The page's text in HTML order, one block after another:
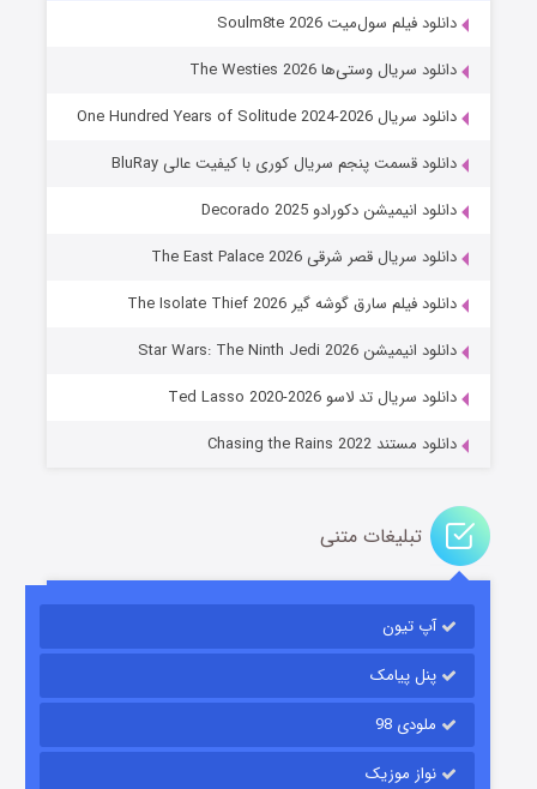
خاندان اژدها فصل ۳
قسمت ۱۴ (زیرنویس)
دانلود فیلم سول‌میت Soulm8te 2026
دانلود سریال وستی‌ها The Westies 2026
دانلود سریال One Hundred Years of Solitude 2024-2026
دانلود قسمت پنجم سریال کوری با کیفیت عالی BluRay
دانلود انیمیشن دکورادو Decorado 2025
دانلود سریال قصر شرقی The East Palace 2026
دانلود فیلم سارق گوشه گیر The Isolate Thief 2026
دانلود انیمیشن Star Wars: The Ninth Jedi 2026
دانلود سریال تد لاسو Ted Lasso 2020-2026
دانلود مستند Chasing the Rains 2022
تبلیغات متنی
آپ تیون
پنل پیامک
ملودی 98
نواز موزیک